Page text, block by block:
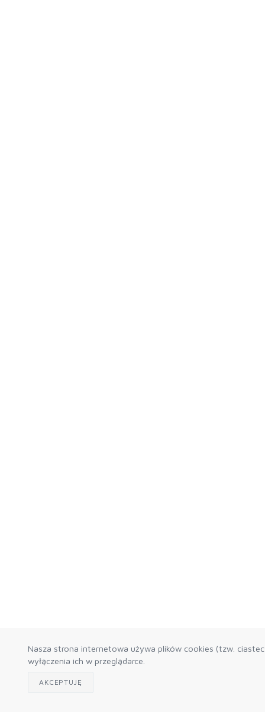
Nasza strona internetowa używa plików cookies (tzw.
wyłączenia ich w przeglądarce.
AKCEPTUJĘ